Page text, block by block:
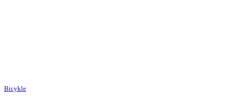
Bicykle